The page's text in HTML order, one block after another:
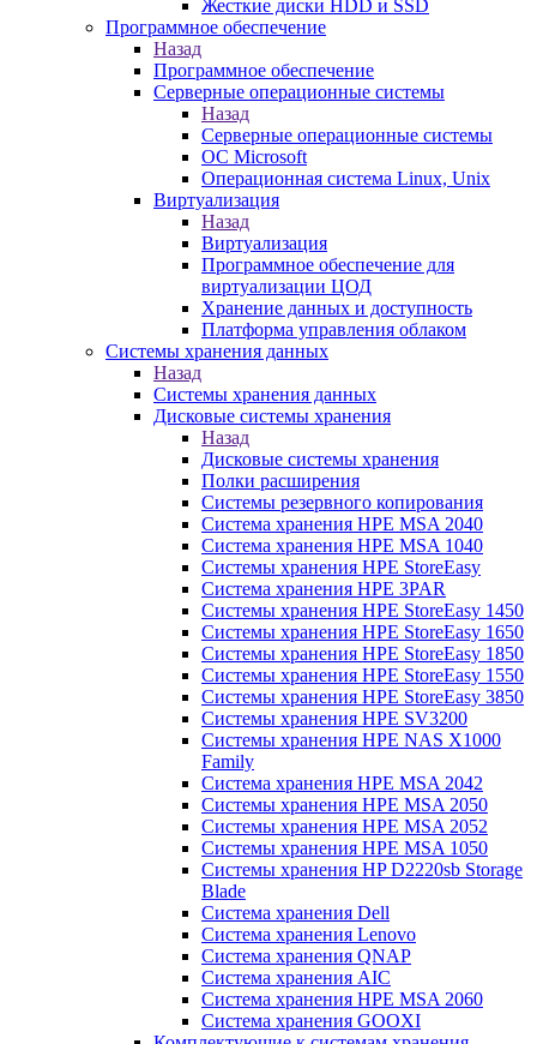
Жесткие диски HDD и SSD
Программное обеспечение
Назад
Программное обеспечение
Серверные операционные системы
Назад
Серверные операционные системы
ОС Microsoft
Операционная система Linux, Unix
Виртуализация
Назад
Виртуализация
Программное обеспечение для
виртуализации ЦОД
Хранение данных и доступность
Платформа управления облаком
Системы хранения данных
Назад
Системы хранения данных
Дисковые системы хранения
Назад
Дисковые системы хранения
Полки расширения
Системы резервного копирования
Система хранения HPE MSA 2040
Система хранения HPE MSA 1040
Системы хранения HPE StoreEasy
Система хранения HPE 3PAR
Системы хранения HPE StoreEasy 1450
Системы хранения HPE StoreEasy 1650
Системы хранения HPE StoreEasy 1850
Системы хранения HPE StoreEasy 1550
Системы хранения HPE StoreEasy 3850
Системы хранения HPE SV3200
Системы хранения HPE NAS X1000
Family
Система хранения HPE MSA 2042
Системы хранения HPE MSA 2050
Системы хранения HPE MSA 2052
Системы хранения HPE MSA 1050
Системы хранения HP D2220sb Storage
Blade
Система хранения Dell
Система хранения Lenovo
Система хранения QNAP
Система хранения AIC
Система хранения HPE MSA 2060
Система хранения GOOXI